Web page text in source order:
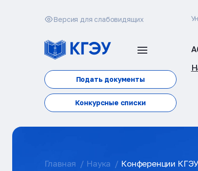
Версия для слабовидящих
Подать документы
Конкурсные списки
Главная Наука Конференции КГЭУ